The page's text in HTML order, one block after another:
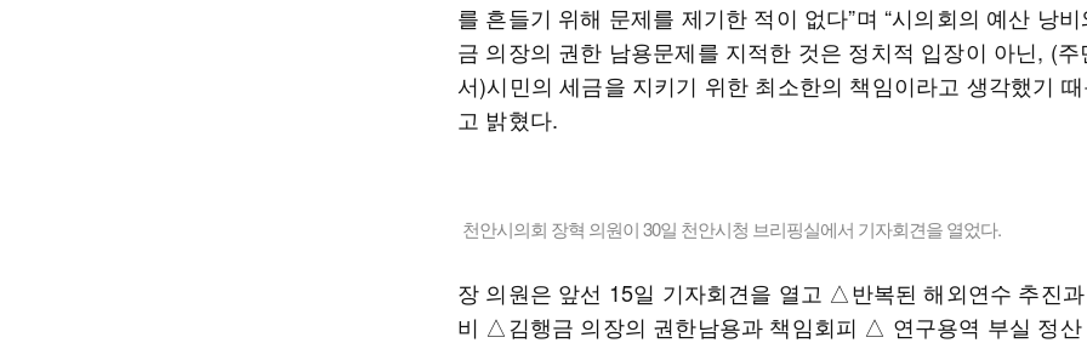
를 흔들기 위해 문제를 제기한 적이 없다”며 “시의회의 예산 낭
금 의장의 권한 남용문제를 지적한 것은 정치적 입장이 아닌, (
서)시민의 세금을 지키기 위한 최소한의 책임이라고 생각했기 때
고 밝혔다.
천안시의회 장혁 의원이 30일 천안시청 브리핑실에서 기자회견을 열었다.
장 의원은 앞선 15일 기자회견을 열고 △반복된 해외연수 추진
비 △김행금 의장의 권한남용과 책임회피 △ 연구용역 부실 정